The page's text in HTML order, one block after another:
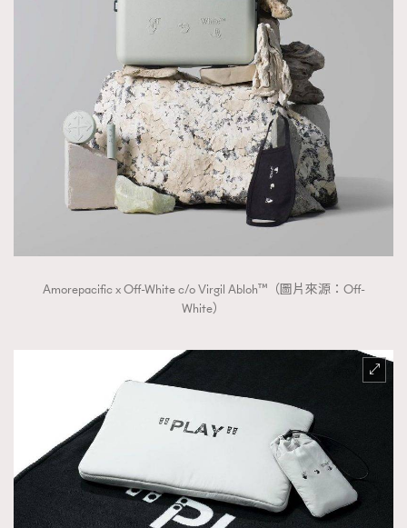
Amorepacific x Off-White c/o Virgil Abloh™（圖片來源：Off-
White）